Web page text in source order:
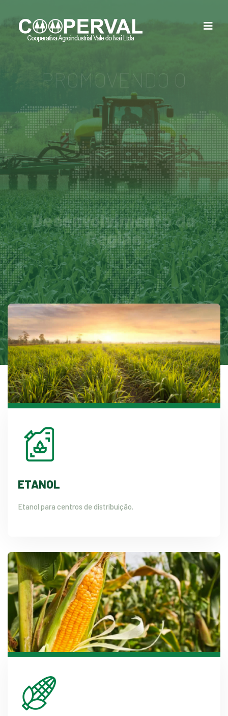
PIONEIRA NO PARANÁ
NA
PROMOVENDO O
Desenvolvimento da
Região
ETANOL
Etanol para centros de distribuição.